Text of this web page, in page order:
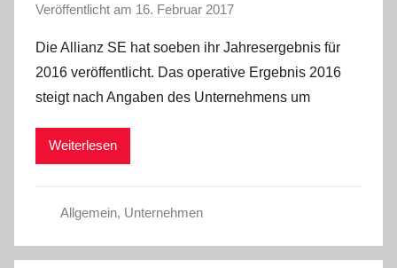
Veröffentlicht am 16. Februar 2017
n
C
W
Die Allianz SE hat soeben ihr Jahresergebnis für
2016 veröffentlicht. Das operative Ergebnis 2016
steigt nach Angaben des Unternehmens um
Weiterlesen
Allgemein, Unternehmen